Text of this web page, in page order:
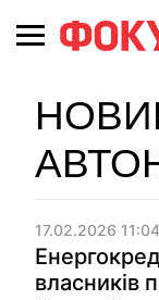
17.02.2026 11:04
власників